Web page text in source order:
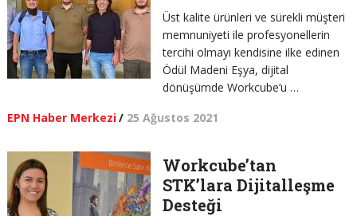
Üst kalite ürünleri ve sürekli müşteri
memnuniyeti ile profesyonellerin
tercihi olmayı kendisine ilke edinen
Ödül Madeni Eşya, dijital
dönüşümde Workcube’u …
EPN Haber Merkezi/ 25 Ağustos 2021
Workcube’tan
STK’lara Dijitalleşme
Desteği